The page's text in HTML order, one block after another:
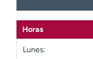
Horas
Lunes: